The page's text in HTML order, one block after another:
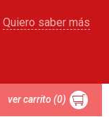
Quiero saber más
ver carrito (0)